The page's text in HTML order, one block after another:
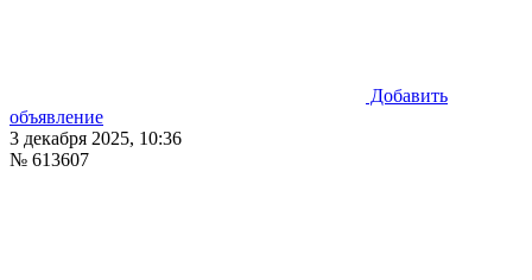
Добавить
объявление
3 декабря 2025, 10:36
№ 613607